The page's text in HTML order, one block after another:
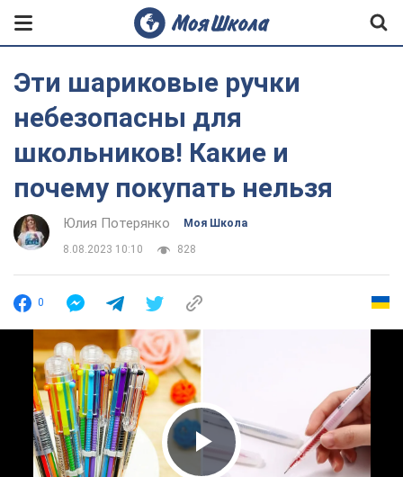
Эти шариковые ручки
небезопасны для
школьников! Какие и
почему покупать нельзя
Юлия Потерянко Моя Школа
8.08.2023 10:10 828
0